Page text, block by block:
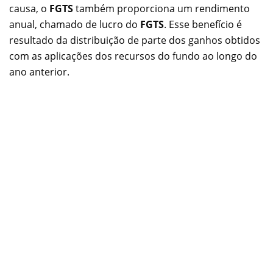
causa, o FGTStambém proporciona um rendimento
anual, chamado de lucro do FGTS. Esse benefício é
resultado da distribuição de parte dos ganhos obtidos
com as aplicações dos recursos do fundo ao longo do
ano anterior.